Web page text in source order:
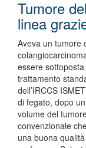
Tumore
linea
Aveva un tumore
essere
trattamento
dell’IRCCS
di fegato, dopo
volume del
convenzionale
una buona